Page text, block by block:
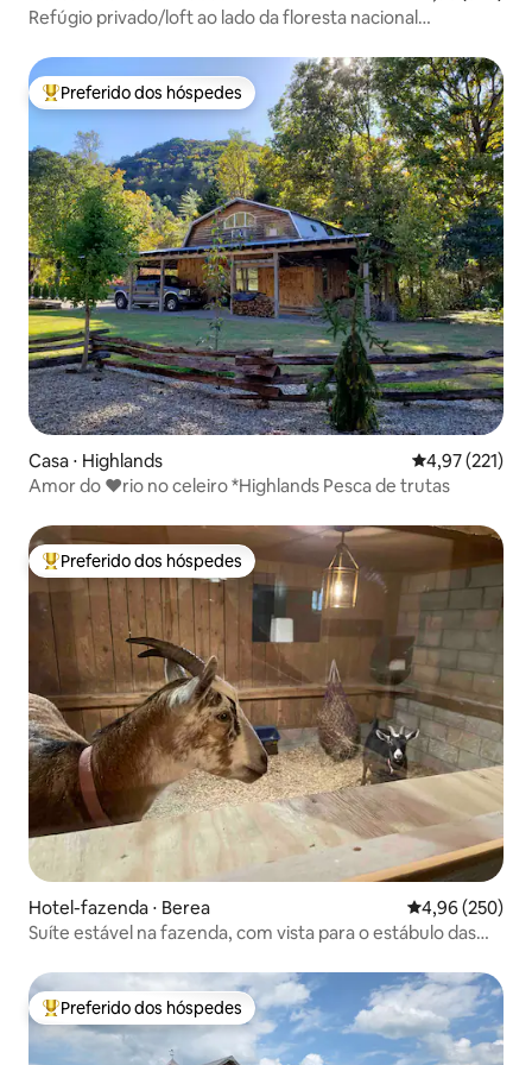
Refúgio privado/loft ao lado da floresta nacional
Entre os melhores preferidos dos hóspedes
Preferido dos hóspedes
Casa ⋅ Highlands 4,97 de uma
4,97 (221)
Amor do ❤rio no celeiro *Highlands Pesca de trutas
Entre os melhores preferidos dos hóspedes
Preferido dos hóspedes
Hotel-fazenda ⋅ Berea 4,96 de uma
4,96 (250)
Suíte estável na fazenda, com vista para o estábulo das
Entre os melhores preferidos dos hóspedes
Preferido dos hóspedes